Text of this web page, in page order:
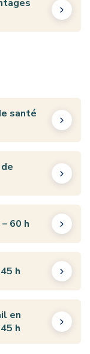
santé
60 h
h
en
h